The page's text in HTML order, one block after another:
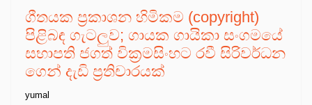
ගීතයක ප්‍රකාශන හිමිකම (copyright)
පිළිබඳ ගැටලුව; ගායක ගායිකා සංගමයේ
සභාපති ජගත් වික්‍රමසිංහට රවී සිරිවර්ධන
ගෙන් දැඩි ප්‍රතිචාරයක්
yumal